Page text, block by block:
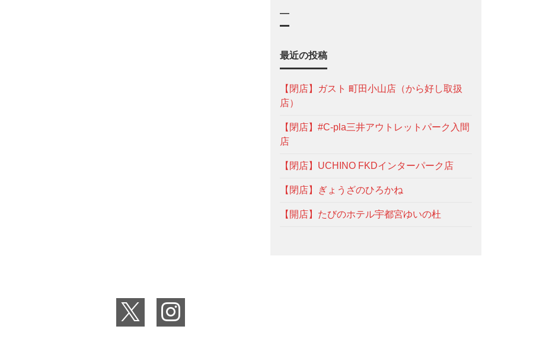
—
最近の投稿
【閉店】ガスト 町田小山店（から好し取扱
店）
【閉店】#C-pla三井アウトレットパーク入間
店
【閉店】UCHINO FKDインターパーク店
【閉店】ぎょうざのひろかね
【開店】たびのホテル宇都宮ゆいの杜